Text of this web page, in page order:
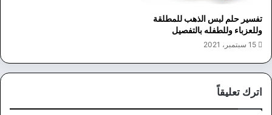
تفسير حلم لبس الذهب للمطلقة
وللعزباء وللطفله بالتفصيل
15 سبتمبر، 2021
اترك تعليقاً